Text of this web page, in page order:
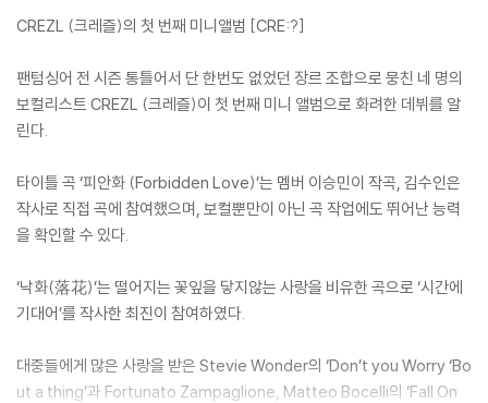
CREZL (크레즐)의 첫 번째 미니앨범 [CRE:?]
팬텀싱어 전 시즌 통틀어서 단 한번도 없었던 장르 조합으로 뭉친 네 명의
보컬리스트 CREZL (크레즐)이 첫 번째 미니 앨범으로 화려한 데뷔를 알
린다.
타이틀 곡 ‘피안화 (Forbidden Love)’는 멤버 이승민이 작곡, 김수인은
작사로 직접 곡에 참여했으며, 보컬뿐만이 아닌 곡 작업에도 뛰어난 능력
을 확인할 수 있다.
‘낙화(落花)’는 떨어지는 꽃잎을 닿지않는 사랑을 비유한 곡으로 ‘시간에
기대어’를 작사한 최진이 참여하였다.
대중들에게 많은 사랑을 받은 Stevie Wonder의 ‘Don’t you Worry ‘Bo
ut a thing’과 Fortunato Zampaglione, Matteo Bocelli의 ‘Fall On